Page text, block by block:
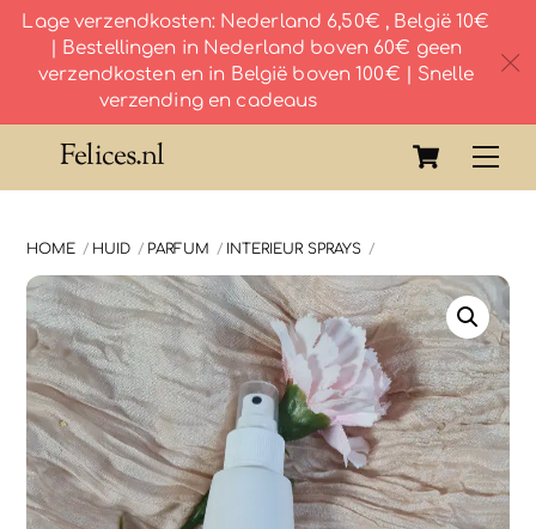
Lage verzendkosten: Nederland 6,50€ , België 10€
| Bestellingen in Nederland boven 60€ geen
verzendkosten en in België boven 100€ | Snelle
verzending en cadeaus
c
Cart
Felices.nl
HOME HUID PARFUM INTERIEUR SPRAYS